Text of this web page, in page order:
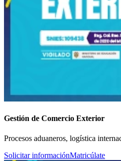
Gestión de Comercio Exterior
Procesos aduaneros, logística
Solicitar informaciónMatricúlate